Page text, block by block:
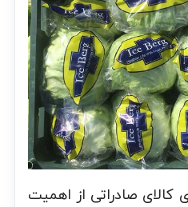
کالای صادراتی از اهمیت